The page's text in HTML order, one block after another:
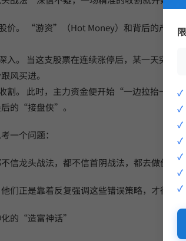
价。 “游资”（Hot Money）和背后的产业
入。 当这支股票在连续涨停后，某一天突
风买进。
割。 此时，主力资金便开始“一边拉抬一边
的“接盘侠”。
一个问题：
信龙头战法，都不信首阴战法，都去做价值
们正是靠着反复强调这些错误策略，才得以
的“造富神话”